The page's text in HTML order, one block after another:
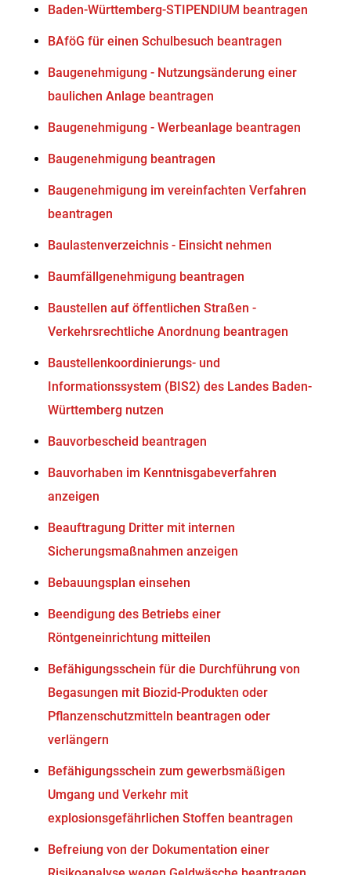
Baden-Württemberg-STIPENDIUM beantragen
BAföG für einen Schulbesuch beantragen
Baugenehmigung - Nutzungsänderung einer
baulichen Anlage beantragen
Baugenehmigung - Werbeanlage beantragen
Baugenehmigung beantragen
Baugenehmigung im vereinfachten Verfahren
beantragen
Baulastenverzeichnis - Einsicht nehmen
Baumfällgenehmigung beantragen
Baustellen auf öffentlichen Straßen -
Verkehrsrechtliche Anordnung beantragen
Baustellenkoordinierungs- und
Informationssystem (BIS2) des Landes Baden-
Württemberg nutzen
Bauvorbescheid beantragen
Bauvorhaben im Kenntnisgabeverfahren
anzeigen
Beauftragung Dritter mit internen
Sicherungsmaßnahmen anzeigen
Bebauungsplan einsehen
Beendigung des Betriebs einer
Röntgeneinrichtung mitteilen
Befähigungsschein für die Durchführung von
Begasungen mit Biozid-Produkten oder
Pflanzenschutzmitteln beantragen oder
verlängern
Befähigungsschein zum gewerbsmäßigen
Umgang und Verkehr mit
explosionsgefährlichen Stoffen beantragen
Befreiung von der Dokumentation einer